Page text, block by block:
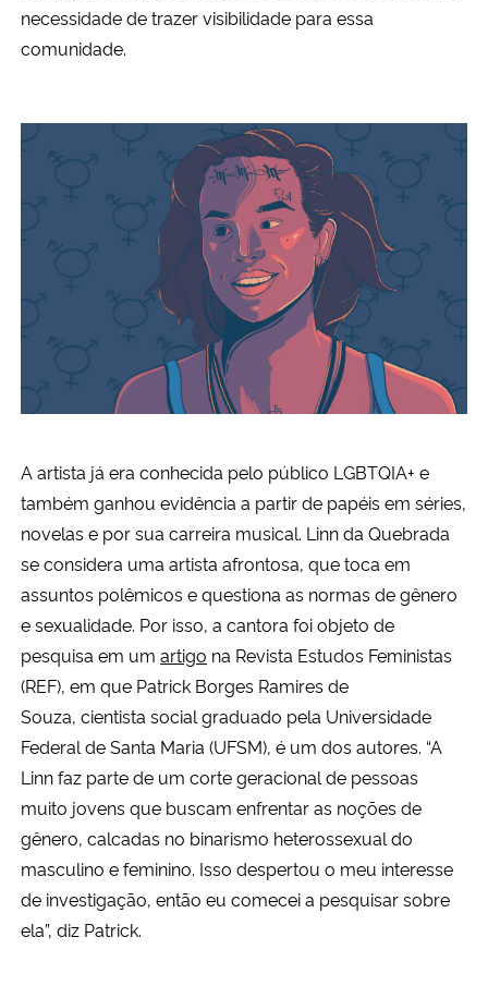
Secretaria de Governo
Advocacia-Geral da União
Banco Central do Brasil
Planalto
necessidade de trazer visibilidade para essa
comunidade.
A artista já era conhecida pelo público LGBTQIA+ e
também ganhou evidência a partir de papéis em séries,
novelas e por sua carreira musical. Linn da Quebrada
se considera uma artista afrontosa, que toca em
assuntos polêmicos e questiona as normas de gênero
e sexualidade. Por isso, a cantora foi objeto de
pesquisa em um artigo na Revista Estudos Feministas
(REF), em que Patrick Borges Ramires de
Souza, cientista social graduado pela Universidade
Federal de Santa Maria (UFSM), é um dos autores. “A
Linn faz parte de um corte geracional de pessoas
muito jovens que buscam enfrentar as noções de
gênero, calcadas no binarismo heterossexual do
masculino e feminino. Isso despertou o meu interesse
de investigação, então eu comecei a pesquisar sobre
ela”, diz Patrick.